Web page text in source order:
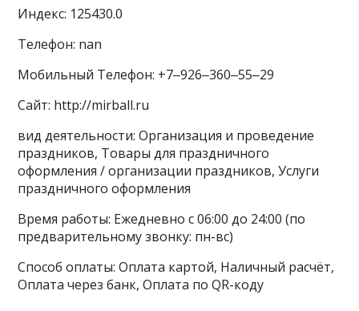
Индекс: 125430.0
Телефон: nan
Мобильный Телефон: +7‒926‒360‒55‒29
Сайт: http://mirball.ru
вид деятельности: Организация и проведение
праздников, Товары для праздничного
оформления / организации праздников, Услуги
праздничного оформления
Время работы: Ежедневно с 06:00 до 24:00 (по
предварительному звонку: пн-вс)
Способ оплаты: Оплата картой, Наличный расчёт,
Оплата через банк, Оплата по QR-коду